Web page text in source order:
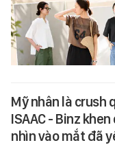
Mỹ nhân là crush
ISAAC - Binz
nhìn vào mắt đã